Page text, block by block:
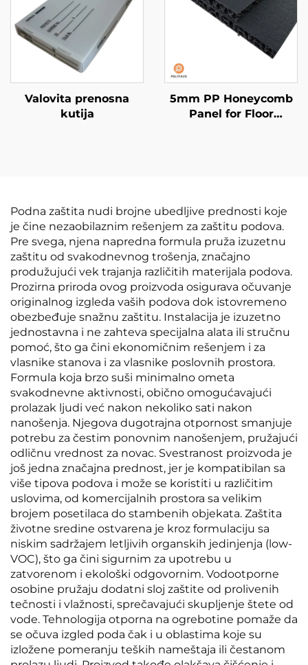
Valovita prenosna
kutija
5mm PP Honeycomb
Panel for Floor
Podna zaštita nudi brojne ubedljive prednosti koje
je čine nezaobilaznim rešenjem za zaštitu podova.
Pre svega, njena napredna formula pruža izuzetnu
zaštitu od svakodnevnog trošenja, značajno
produžujući vek trajanja različitih materijala podova.
Prozirna priroda ovog proizvoda osigurava očuvanje
originalnog izgleda vaših podova dok istovremeno
obezbeđuje snažnu zaštitu. Instalacija je izuzetno
jednostavna i ne zahteva specijalna alata ili stručnu
pomoć, što ga čini ekonomičnim rešenjem i za
vlasnike stanova i za vlasnike poslovnih prostora.
Formula koja brzo suši minimalno ometa
svakodnevne aktivnosti, obično omogućavajući
prolazak ljudi već nakon nekoliko sati nakon
nanošenja. Njegova dugotrajna otpornost smanjuje
potrebu za čestim ponovnim nanošenjem, pružajući
odličnu vrednost za novac. Svestranost proizvoda je
još jedna značajna prednost, jer je kompatibilan sa
više tipova podova i može se koristiti u različitim
uslovima, od komercijalnih prostora sa velikim
brojem posetilaca do stambenih objekata. Zaštita
životne sredine ostvarena je kroz formulaciju sa
niskim sadržajem letljivih organskih jedinjenja (low-
VOC), što ga čini sigurnim za upotrebu u
zatvorenom i ekološki odgovornim. Vodootporne
osobine pružaju dodatni sloj zaštite od prolivenih
tečnosti i vlažnosti, sprečavajući skupljenje štete od
vode. Tehnologija otporna na ogrebotine pomaže da
se očuva izgled poda čak i u oblastima koje su
izložene pomeranju teških nameštaja ili čestanom